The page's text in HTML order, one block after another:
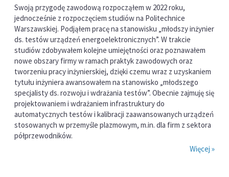
Swoją przygodę zawodową rozpocząłem w 2022 roku,
jednocześnie z rozpoczęciem studiów na Politechnice
Warszawskiej. Podjąłem pracę na stanowisku „młodszy inżynier
ds. testów urządzeń energoelektronicznych”. W trakcie
studiów zdobywałem kolejne umiejętności oraz poznawałem
nowe obszary firmy w ramach praktyk zawodowych oraz
tworzeniu pracy inżynierskiej, dzięki czemu wraz z uzyskaniem
tytułu inżyniera awansowałem na stanowisko „młodszego
specjalisty ds. rozwoju i wdrażania testów”. Obecnie zajmuję się
projektowaniem i wdrażaniem infrastruktury do
automatycznych testów i kalibracji zaawansowanych urządzeń
stosowanych w przemyśle plazmowym, m.in. dla firm z sektora
półprzewodników.
Więcej »